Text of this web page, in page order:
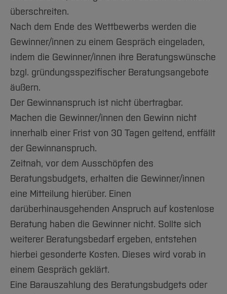
überschreiten.
Nach dem Ende des Wettbewerbs werden die
Gewinner/innen zu einem Gespräch eingeladen,
indem die Gewinner/innen ihre Beratungswünsche
bzgl. gründungsspezifischer Beratungsangebote
äußern.
Der Gewinnanspruch ist nicht übertragbar.
Machen die Gewinner/innen den Gewinn nicht
innerhalb einer Frist von 30 Tagen geltend, entfällt
der Gewinnanspruch.
Zeitnah, vor dem Ausschöpfen des
Beratungsbudgets, erhalten die Gewinner/innen
eine Mitteilung hierüber. Einen
darüberhinausgehenden Anspruch auf kostenlose
Beratung haben die Gewinner nicht. Sollte sich
weiterer Beratungsbedarf ergeben, entstehen
hierbei gesonderte Kosten. Dieses wird vorab in
einem Gespräch geklärt.
Eine Barauszahlung des Beratungsbudgets oder